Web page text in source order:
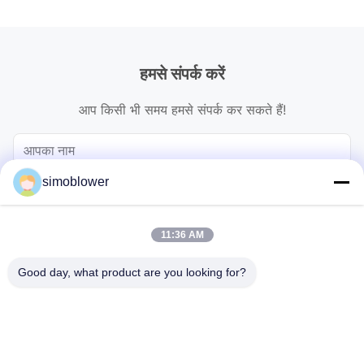
हमसे संपर्क करें
आप किसी भी समय हमसे संपर्क कर सकते हैं!
simoblower
11:36 AM
Good day, what product are you looking for?